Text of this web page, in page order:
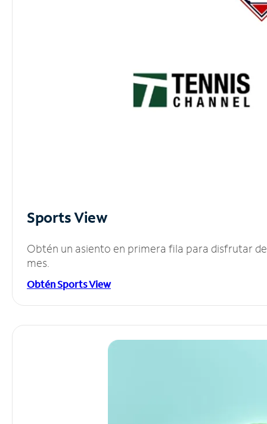
Sports View
Obtén un asiento en primera fila para disfrutar
mes.
Obtén Sports View